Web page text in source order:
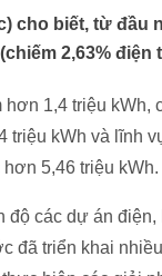
biết, từ đầu
2,63% điện
1,4 triệu kWh,
triệu kWh và lĩnh
5,46 triệu kWh.
các dự án
đã triển khai